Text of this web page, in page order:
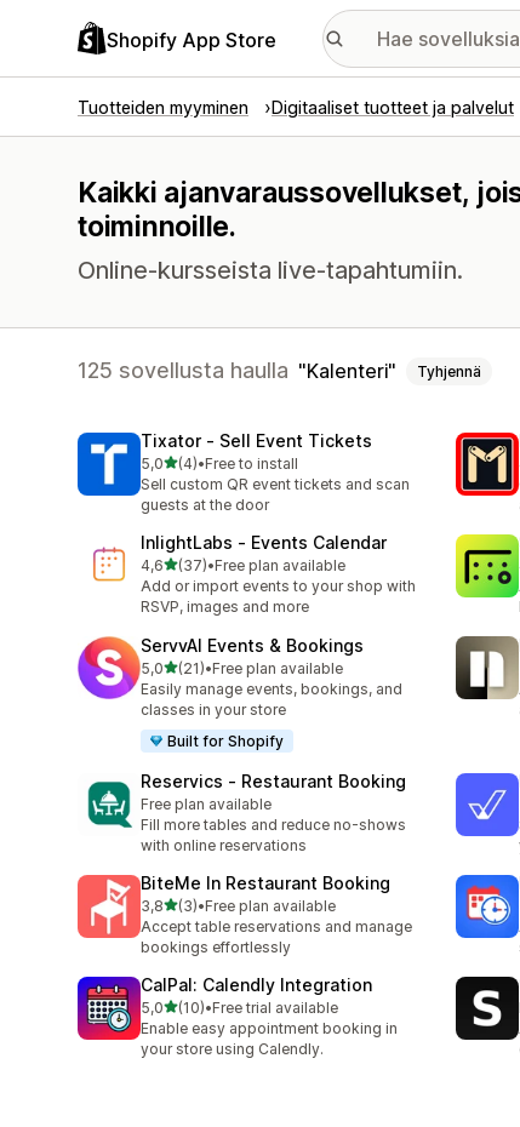
Shopify App Store
Tuotteiden myyminen Digitaaliset tuotteet ja palvelut
Kaikki ajanvaraussovellukset,
toiminnoille.
Online-kursseista live-tapahtumiin.
125 sovellusta haulla Kalenteri Tyhjennä
Tixator ‑ Sell Event Tickets
5,0/ 5 tähteä
(4)
4 arvostelua yhteensä
•Free to install
Sell custom QR event tickets and scan
guests at the door
InlightLabs ‑ Events Calendar
4,6/ 5 tähteä
(37)
37 arvostelua yhteensä
•Free plan available
Add or import events to your shop with
RSVP, images and more
ServvAI Events & Bookings
5,0/ 5 tähteä
(21)
21 arvostelua yhteensä
•Free plan available
Easily manage events, bookings, and
classes in your store
Built for Shopify
Reservics ‑ Restaurant Booking
Free plan available
Fill more tables and reduce no-shows
with online reservations
BiteMe In Restaurant Booking
3,8/ 5 tähteä
(3)
3 arvostelua yhteensä
•Free plan available
Accept table reservations and manage
bookings effortlessly
CalPal: Calendly Integration
5,0/ 5 tähteä
(10)
10 arvostelua yhteensä
•Free trial available
Enable easy appointment booking in
your store using Calendly.